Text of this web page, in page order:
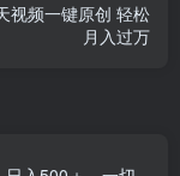
视频一键原创 轻松
月入过万